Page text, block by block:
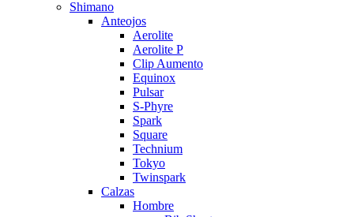
Shimano
Anteojos
Aerolite
Aerolite P
Clip Aumento
Equinox
Pulsar
S-Phyre
Spark
Square
Technium
Tokyo
Twinspark
Calzas
Hombre